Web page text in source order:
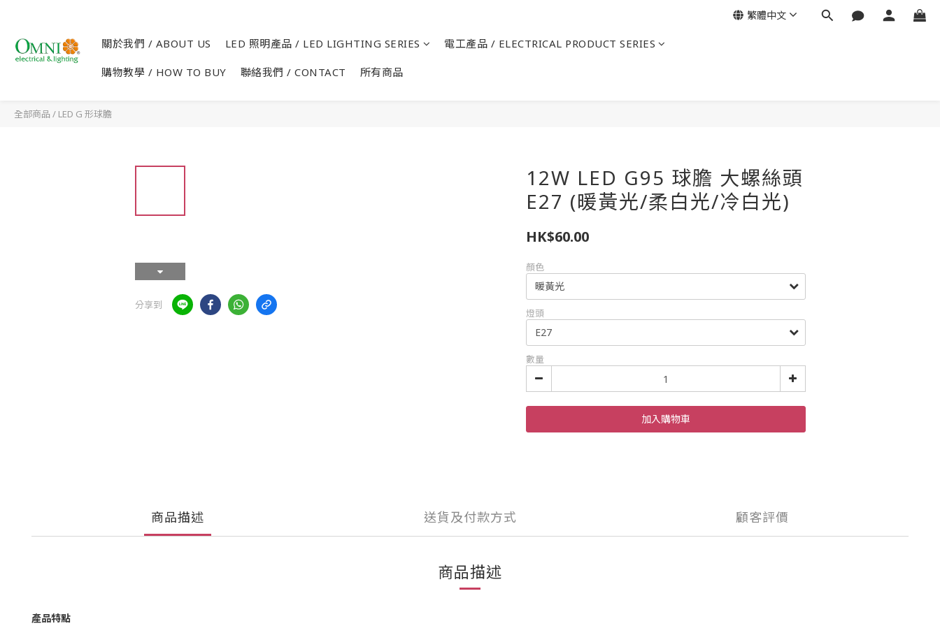
關於我們 / ABOUT US LED 照明產品 / LED LIGHTING SERIES 電工產品 / ELECTRICAL PRODUCT SERIES
購物教學 / HOW TO BUY 聯絡我們 / CONTACT 所有商品
繁體中文
全部商品 / LED G 形球膽
分享到
12W LED G95 球膽 大螺絲頭
E27 (暖黃光/柔白光/冷白光)
HK$60.00
顏色
燈頭
數量
加入購物車
商品描述 送貨及付款方式 顧客評價
商品描述
產品特點